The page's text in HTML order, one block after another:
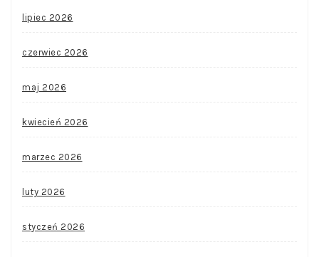
lipiec 2026
czerwiec 2026
maj 2026
kwiecień 2026
marzec 2026
luty 2026
styczeń 2026